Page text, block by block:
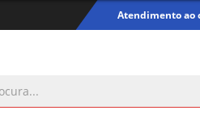
Atendimento ao